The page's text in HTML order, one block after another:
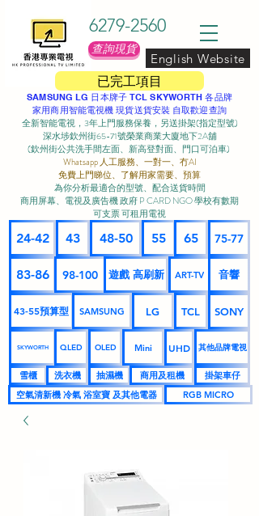
已完工項目
6279-2560
查詢現貨
English Website
SAMSUNG LG 日本牌子 TCL SKYWORTH 各品牌
家用商用智能電視機 現貨送貨安裝 自取歡迎查詢
全新智能電視，3年上門服務保養，另送掛架(指定型號)
深水埗欽州街65-71號榮業商業大廈地下2A舖
(欽州街公共洗手間左面、新高登對面、門口可泊車) ​
Whatsapp 人工服務、一對一、冇AI
免費上門睇位、了解用家需要、預算
為你分析最適合的型號、配合送貨時間
商用屏幕、電視及廣告機 政府 P CARD NGO 學校有數期
可支票 可租用電視
24-42 43 48-50 55 65 75-77
83-86 98-100 遊戲 高刷新 ART-TV 音響
43-55預算型 SAMSUNG LG TCL SONY
SKYWORTH QLED OLED Mini UHD 其他品牌電視
雪櫃 洗衣機 抽濕機 商用及租機
掛架車仔
空氣清新機 冷氣 浴室寶 及其他電器
RGB MICRO